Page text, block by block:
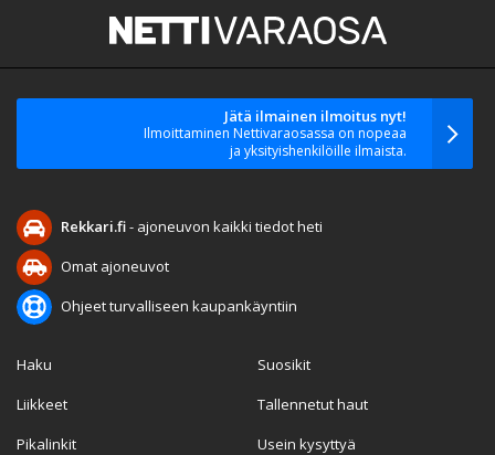
Jätä ilmainen ilmoitus nyt!
Ilmoittaminen Nettivaraosassa on nopeaa
ja yksityishenkilöille ilmaista.
Rekkari.fi- ajoneuvon kaikki tiedot heti
Omat ajoneuvot
Ohjeet turvalliseen kaupankäyntiin
Haku
Liikkeet
Pikalinkit
Suosikit
Tallennetut haut
Usein kysyttyä